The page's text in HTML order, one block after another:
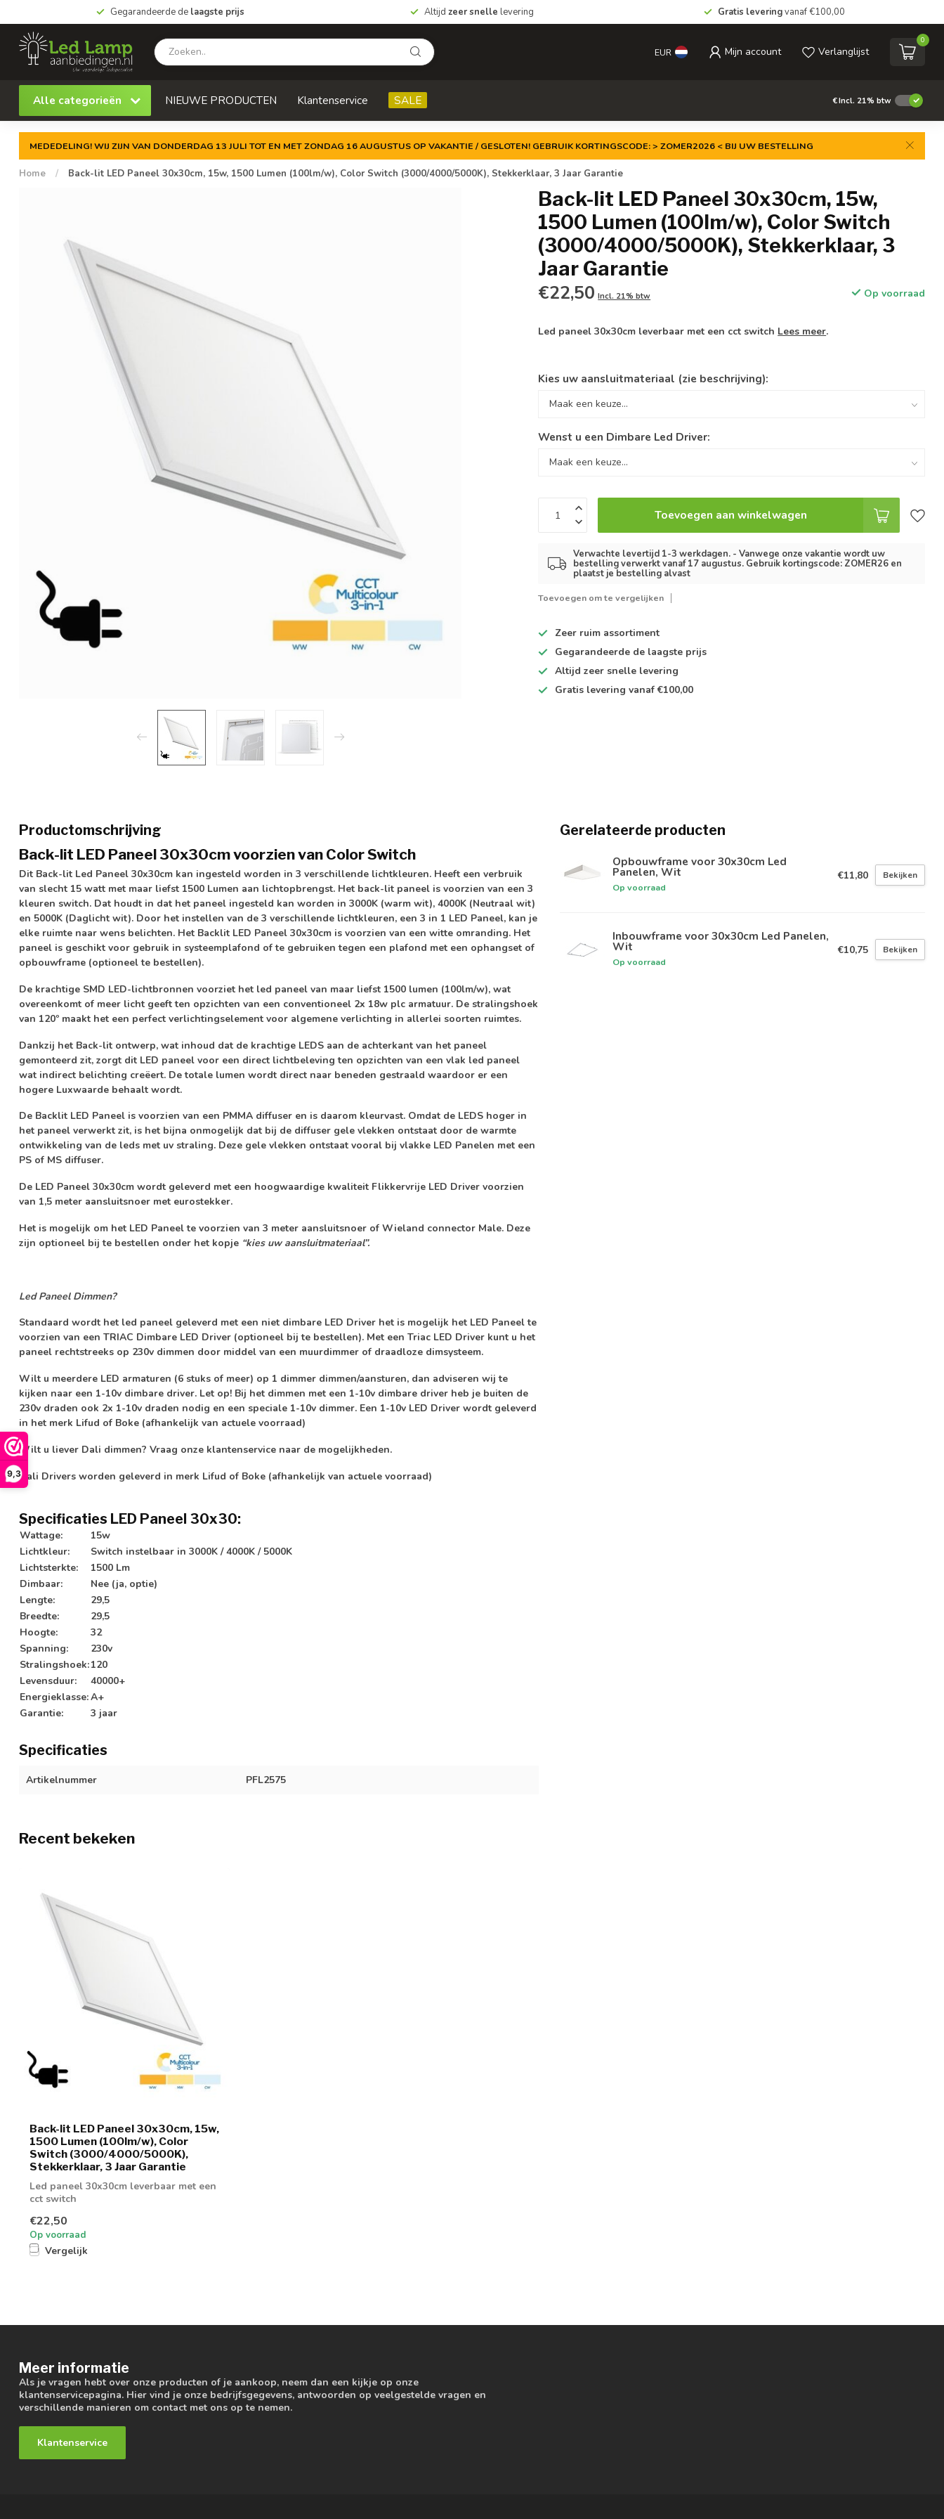
9,3
Gegarandeerde de laagste prijs Altijd zeer snelle levering Gratis leveringvanaf €100,00
EUR Mijn account Verlanglijst
0
Alle categorieën NIEUWE PRODUCTEN Klantenservice SALE €Incl. 21% btw
MEDEDELING! WIJ ZIJN VAN DONDERDAG 13 JULI TOT EN MET ZONDAG 16 AUGUSTUS OP VAKANTIE / GESLOTEN! GEBRUIK KORTINGSCODE: > ZOMER2026 < BIJ UW BESTELLING
Home / Back-lit LED Paneel 30x30cm, 15w, 1500 Lumen (100lm/w), Color Switch (3000/4000/5000K), Stekkerklaar, 3 Jaar Garantie
Back-lit LED Paneel 30x30cm, 15w,
1500 Lumen (100lm/w), Color Switch
(3000/4000/5000K), Stekkerklaar, 3
Jaar Garantie
€22,50 Incl. 21% btw Op voorraad
Led paneel 30x30cm leverbaar met een cct switch Lees meer.
Kies uw aansluitmateriaal (zie beschrijving):
Wenst u een Dimbare Led Driver:
Toevoegen aan winkelwagen
Verwachte levertijd 1-3 werkdagen. - Vanwege onze vakantie wordt uw
bestelling verwerkt vanaf 17 augustus. Gebruik kortingscode: ZOMER26 en
plaatst je bestelling alvast
Toevoegen om te vergelijken
Zeer ruim assortiment
Gegarandeerde de laagste prijs
Altijdzeer snelle levering
Gratis levering vanaf €100,00
Productomschrijving
Back-lit LED Paneel 30x30cm voorzien van Color Switch
Dit Back-lit Led Paneel 30x30cm kan ingesteld worden in 3 verschillende lichtkleuren. Heeft een verbruik
van slecht 15 watt met maar liefst 1500 Lumen aan lichtopbrengst. Het back-lit paneel is voorzien van een 3
kleuren switch. Dat houdt in dat het paneel ingesteld kan worden in 3000K (warm wit), 4000K (Neutraal wit)
en 5000K (Daglicht wit). Door het instellen van de 3 verschillende lichtkleuren, een 3 in 1 LED Paneel, kan je
elke ruimte naar wens belichten. Het Backlit LED Paneel 30x30cm is voorzien van een witte omranding. Het
paneel is geschikt voor gebruik in systeemplafond of te gebruiken tegen een plafond met een ophangset of
opbouwframe (optioneel te bestellen).
De krachtige SMD LED-lichtbronnen voorziet het led paneel van maar liefst 1500 lumen (100lm/w), wat
overeenkomt of meer licht geeft ten opzichten van een conventioneel 2x 18w plc armatuur. De stralingshoek
van 120º maakt het een perfect verlichtingselement voor algemene verlichting in allerlei soorten ruimtes.
Dankzij het Back-lit ontwerp, wat inhoud dat de krachtige LEDS aan de achterkant van het paneel
gemonteerd zit, zorgt dit LED paneel voor een direct lichtbeleving ten opzichten van een vlak led paneel
wat indirect belichting creëert. De totale lumen wordt direct naar beneden gestraald waardoor er een
hogere Luxwaarde behaalt wordt.
De Backlit LED Paneel is voorzien van een PMMA diffuser en is daarom kleurvast. Omdat de LEDS hoger in
het paneel verwerkt zit, is het bijna onmogelijk dat bij de diffuser gele vlekken ontstaat door de warmte
ontwikkeling van de leds met uv straling. Deze gele vlekken ontstaat vooral bij vlakke LED Panelen met een
PS of MS diffuser.
De LED Paneel 30x30cm wordt geleverd met een hoogwaardige kwaliteit Flikkervrije LED Driver voorzien
van 1,5 meter aansluitsnoer met eurostekker.
Het is mogelijk om het LED Paneel te voorzien van 3 meter aansluitsnoer of Wieland connector Male. Deze
zijn optioneel bij te bestellen onder het kopje “kies uw aansluitmateriaal”.
Led Paneel Dimmen?
Standaard wordt het led paneel geleverd met een niet dimbare LED Driver het is mogelijk het LED Paneel te
voorzien van een TRIAC Dimbare LED Driver (optioneel bij te bestellen). Met een Triac LED Driver kunt u het
paneel rechtstreeks op 230v dimmen door middel van een muurdimmer of draadloze dimsysteem.
Wilt u meerdere LED armaturen (6 stuks of meer) op 1 dimmer dimmen/aansturen, dan adviseren wij te
kijken naar een 1-10v dimbare driver. Let op! Bij het dimmen met een 1-10v dimbare driver heb je buiten de
230v draden ook 2x 1-10v draden nodig en een speciale 1-10v dimmer. Een 1-10v LED Driver wordt geleverd
in het merk Lifud of Boke (afhankelijk van actuele voorraad)
Wilt u liever Dali dimmen? Vraag onze klantenservice naar de mogelijkheden.
Dali Drivers worden geleverd in merk Lifud of Boke (afhankelijk van actuele voorraad)
Specificaties LED Paneel 30x30:
Wattage:
15w
Lichtkleur:
Switch instelbaar in 3000K / 4000K / 5000K
Lichtsterkte:
1500 Lm
Dimbaar:
Nee (ja, optie)
Lengte:
29,5
Breedte:
29,5
Hoogte:
32
Spanning:
230v
Stralingshoek:120
Levensduur:
40000+
Energieklasse:A+
Garantie:
3 jaar
Specificaties
Artikelnummer PFL2575
Gerelateerde producten
Opbouwframe voor 30x30cm Led
Panelen, Wit
Op voorraad
€11,80 Bekijken
Inbouwframe voor 30x30cm Led Panelen,
Wit
Op voorraad
€10,75 Bekijken
Recent bekeken
Back-lit LED Paneel 30x30cm, 15w,
1500 Lumen (100lm/w), Color
Switch (3000/4000/5000K),
Stekkerklaar, 3 Jaar Garantie
Led paneel 30x30cm leverbaar met een
cct switch
€22,50
Op voorraad
Vergelijk
Meer informatie
Als je vragen hebt over onze producten of je aankoop, neem dan een kijkje op onze
klantenservicepagina. Hier vind je onze bedrijfsgegevens, antwoorden op veelgestelde vragen en
verschillende manieren om contact met ons op te nemen.
Klantenservice